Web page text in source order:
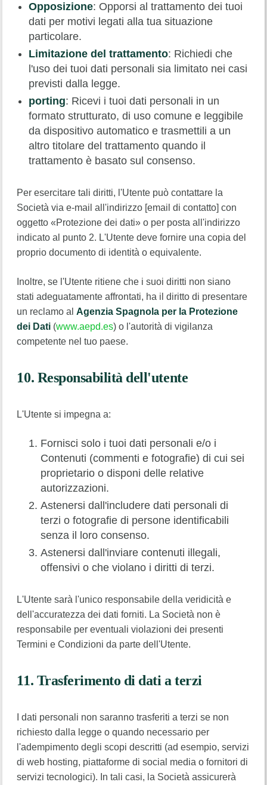
Opposizione: Opporsi al trattamento dei tuoi
dati per motivi legati alla tua situazione
particolare.
Limitazione del trattamento: Richiedi che
l'uso dei tuoi dati personali sia limitato nei casi
previsti dalla legge.
porting: Ricevi i tuoi dati personali in un
formato strutturato, di uso comune e leggibile
da dispositivo automatico e trasmettili a un
altro titolare del trattamento quando il
trattamento è basato sul consenso.
Per esercitare tali diritti, l'Utente può contattare la
Società via e-mail all'indirizzo [email di contatto] con
oggetto «Protezione dei dati» o per posta all'indirizzo
indicato al punto 2. L'Utente deve fornire una copia del
proprio documento di identità o equivalente.
Inoltre, se l'Utente ritiene che i suoi diritti non siano
stati adeguatamente affrontati, ha il diritto di presentare
un reclamo alAgenzia Spagnola per la Protezione
dei Dati (www.aepd.es) o l'autorità di vigilanza
competente nel tuo paese.
10. Responsabilità dell'utente
L'Utente si impegna a:
Fornisci solo i tuoi dati personali e/o i
Contenuti (commenti e fotografie) di cui sei
proprietario o disponi delle relative
autorizzazioni.
Astenersi dall'includere dati personali di
terzi o fotografie di persone identificabili
senza il loro consenso.
Astenersi dall'inviare contenuti illegali,
offensivi o che violano i diritti di terzi.
L'Utente sarà l'unico responsabile della veridicità e
dell'accuratezza dei dati forniti. La Società non è
responsabile per eventuali violazioni dei presenti
Termini e Condizioni da parte dell'Utente.
11. Trasferimento di dati a terzi
I dati personali non saranno trasferiti a terzi se non
richiesto dalla legge o quando necessario per
l'adempimento degli scopi descritti (ad esempio, servizi
di web hosting, piattaforme di social media o fornitori di
servizi tecnologici). In tali casi, la Società assicurerà